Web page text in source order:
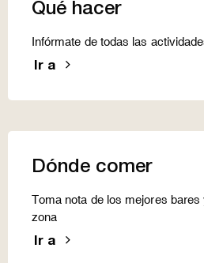
Qué hacer
Infórmate de todas las
Ir a
Dónde comer
Toma nota de los mejores
zona
Ir a